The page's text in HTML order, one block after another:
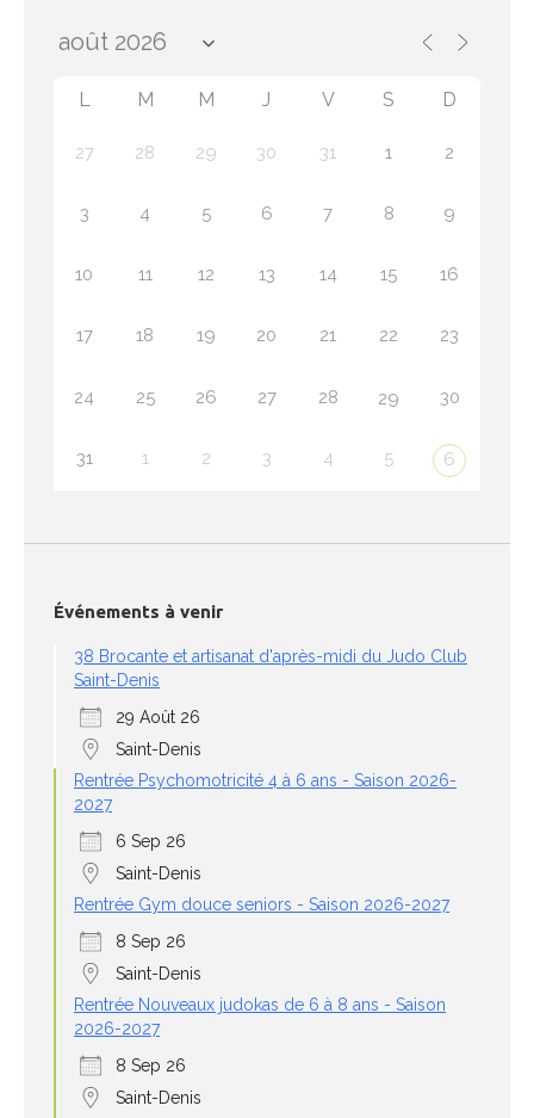
L M M J V S D
27 28 29 30 31 1 2
3 4 5 6 7 8 9
10 11 12 13 14 15 16
17 18 19 20 21 22 23
24 25 26 27 28 29 30
31 1 2 3 4 5 6
Événements à venir
38 Brocante et artisanat d'après-midi du Judo Club
Saint-Denis
29 Août 26
Saint-Denis
Rentrée Psychomotricité 4 à 6 ans - Saison 2026-
2027
6 Sep 26
Saint-Denis
Rentrée Gym douce seniors - Saison 2026-2027
8 Sep 26
Saint-Denis
Rentrée Nouveaux judokas de 6 à 8 ans - Saison
2026-2027
8 Sep 26
Saint-Denis